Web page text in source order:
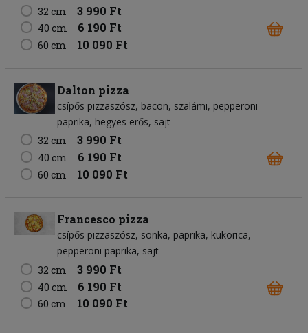
32 cm
3 990 Ft
40 cm 6 190 Ft
60 cm 10 090 Ft
Dalton pizza
csípős pizzaszósz bacon szalámi pepperoni
paprika hegyes erős sajt
32 cm
3 990 Ft
40 cm 6 190 Ft
60 cm 10 090 Ft
Francesco pizza
csípős pizzaszósz sonka paprika kukorica
pepperoni paprika sajt
32 cm
3 990 Ft
40 cm 6 190 Ft
60 cm 10 090 Ft